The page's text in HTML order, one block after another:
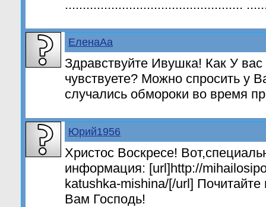
..................................................
ЕленаАа
Здравствуйте Ивушка! Как У вас
чувствуете? Можно спросить у
случались обмороки во время
Юрий1956
Христос Воскресе!
информация: [url]http://
katushka-mishina/[/url]
Вам Господь!